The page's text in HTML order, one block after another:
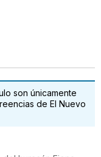
son únicamente
de El Nuevo